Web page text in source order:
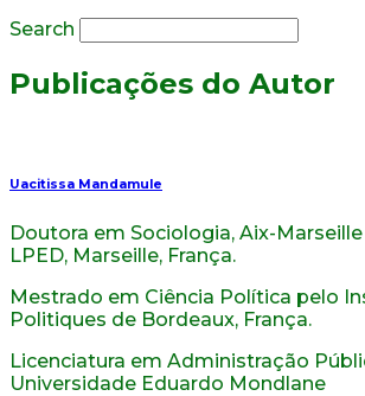
Search
Publicações do Autor
Uacitissa Mandamule
Doutora em Sociologia, Aix-
LPED, Marseille, França.
Mestrado em Ciência Política pelo
Politiques de Bordeaux, França.
Licenciatura em Administração
Universidade Eduardo Mondlane